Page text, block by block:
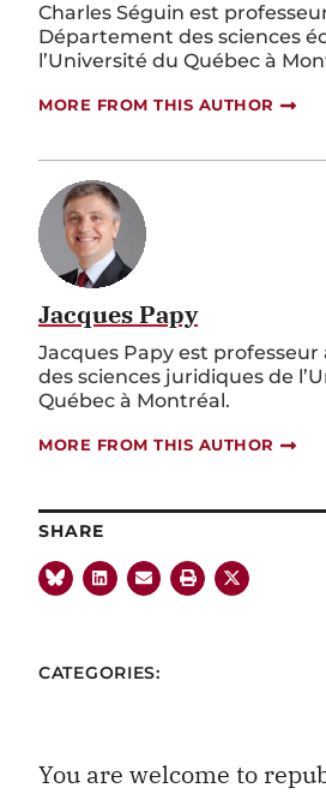
Charles Séguin est
Département des sciences
l’Université du Québec à
MORE FROM THIS AUTHOR
Jacques Papy
Jacques Papy est
des sciences juridiques de
Québec à Montréal.
MORE FROM THIS AUTHOR
SHARE
CATEGORIES:
You are welcome to